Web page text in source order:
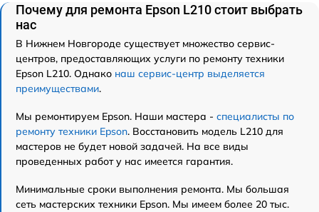
Почему для ремонта Epson L210 стоит выбрать
нас
В Нижнем Новгороде существует множество сервис-
центров, предоставляющих услуги по ремонту техники
Epson L210. Однако наш сервис-центр выделяется
преимуществами.
Мы ремонтируем Epson. Наши мастера - специалисты по
ремонту техники Epson. Восстановить модель L210 для
мастеров не будет новой задачей. На все виды
проведенных работ у нас имеется гарантия.
Минимальные сроки выполнения ремонта. Мы большая
сеть мастерских техники Epson. Мы имеем более 20 тыс.